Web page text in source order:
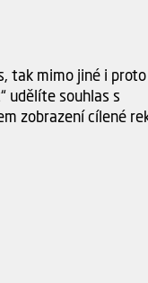
- kamkoli po ČR.
tak mimo jiné i proto
udělíte souhlas s
zobrazení cílené